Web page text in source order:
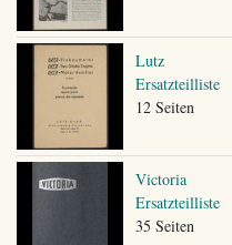
Lutz
Ersatzteilliste
12 Seiten
Victoria
Ersatzteilliste
35 Seiten